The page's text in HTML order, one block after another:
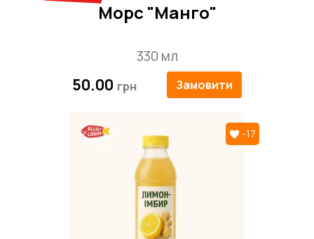
Морс "Манго"
330 мл
50.00 Замовити
-17